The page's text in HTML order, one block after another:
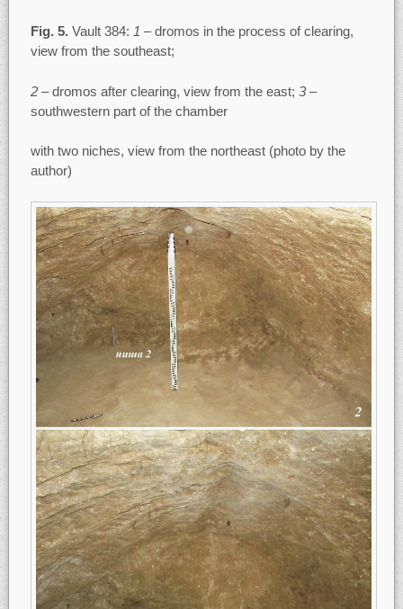
Fig. 5.Vault 384: 1 – dromos in the process of clearing,
view from the southeast;
2– dromos after clearing, view from the east; 3–
southwestern part of the chamber
with two niches, view from the northeast (photo by the
author)